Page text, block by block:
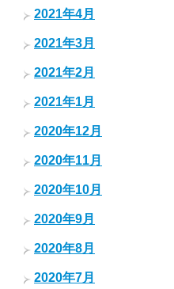
2021年4月
2021年3月
2021年2月
2021年1月
2020年12月
2020年11月
2020年10月
2020年9月
2020年8月
2020年7月